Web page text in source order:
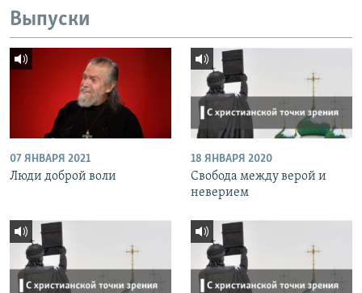
Выпуски
07 ЯНВАРЯ 2021
Люди доброй воли
18 ЯНВАРЯ 2020
Свобода между верой и
неверием